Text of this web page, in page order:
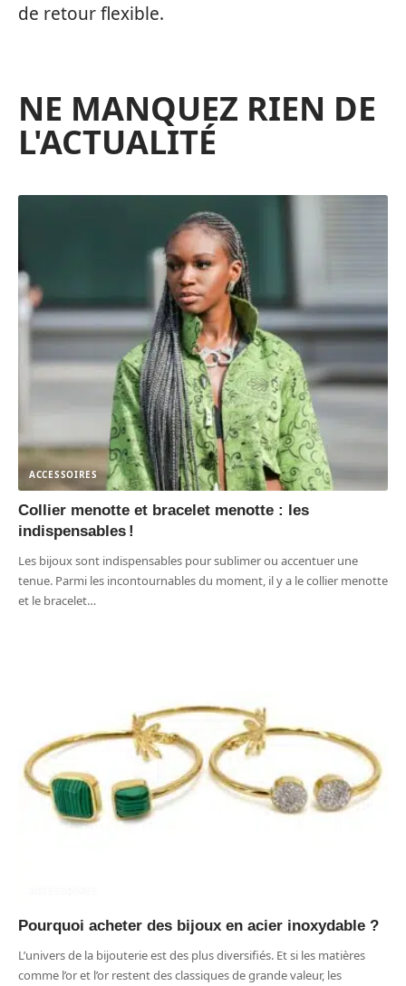
de retour flexible.
NE MANQUEZ RIEN DE
L'ACTUALITÉ
ACCESSOIRES
Collier menotte et bracelet menotte : les
indispensables !
Les bijoux sont indispensables pour sublimer ou accentuer une
tenue. Parmi les incontournables du moment, il y a le collier menotte
et le bracelet…
Pourquoi acheter des bijoux en acier inoxydable ?
L’univers de la bijouterie est des plus diversifiés. Et si les matières
comme l’or et l’or restent des classiques de grande valeur, les